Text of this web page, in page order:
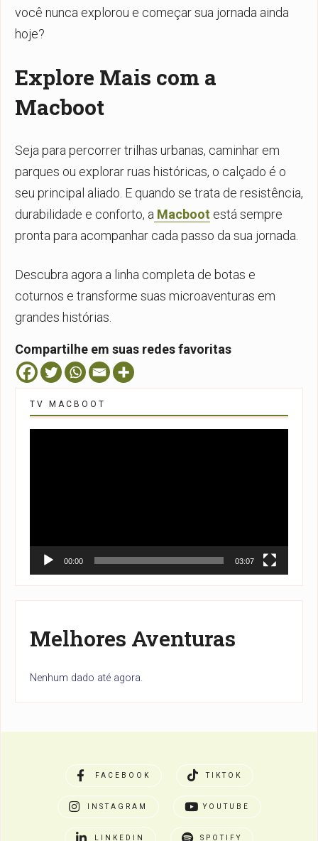
você nunca explorou e começar sua jornada ainda
hoje?
Explore Mais com a
Macboot
Seja para percorrer trilhas urbanas, caminhar em
parques ou explorar ruas históricas, o calçado é o
seu principal aliado. E quando se trata de resistência,
durabilidade e conforto, a Macboot está sempre
pronta para acompanhar cada passo da sua jornada.
Descubra agora a linha completa de botas e
coturnos e transforme suas microaventuras em
grandes histórias.
Compartilhe em suas redes favoritas
TV MACBOOT
00:00 03:07
Melhores Aventuras
Nenhum dado até agora.
FACEBOOK TIKTOK
INSTAGRAM YOUTUBE
LINKEDIN SPOTIFY